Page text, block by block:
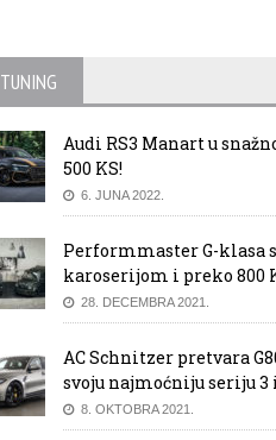
TUNING
Audi RS3 Manart u
500 KS!
6. JUNA 2022.
Performmaster G-klasa
karoserijom i preko 800
28. DECEMBRA 2021.
AC Schnitzer pretvara
svoju najmoćniju seriju 3
8. OKTOBRA 2021.